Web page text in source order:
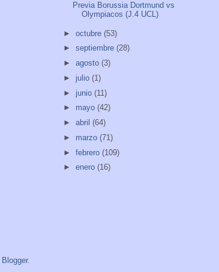
Previa Borussia Dortmund vs
Olympiacos (J.4 UCL)
► octubre (53)
► septiembre (28)
► agosto (3)
► julio (1)
► junio (11)
► mayo (42)
► abril (64)
► marzo (71)
► febrero (109)
► enero (16)
Blogger.